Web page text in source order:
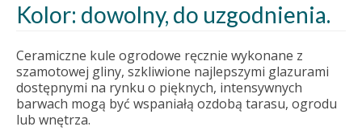
Kolor: dowolny, do uzgodnienia.
Ceramiczne kule ogrodowe ręcznie wykonane z
szamotowej gliny, szkliwione najlepszymi glazurami
dostępnymi na rynku o pięknych, intensywnych
barwach mogą być wspaniałą ozdobą tarasu, ogrodu
lub wnętrza.